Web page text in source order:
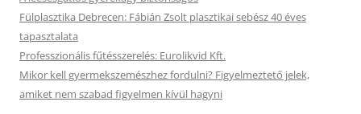
Fülplasztika Debrecen: Fábián Zsolt plasztikai sebész 40 éves
tapasztalata
Professzionális fűtésszerelés: Eurolikvid Kft.
Mikor kell gyermekszemészhez fordulni? Figyelmeztető jelek,
amiket nem szabad figyelmen kívül hagyni